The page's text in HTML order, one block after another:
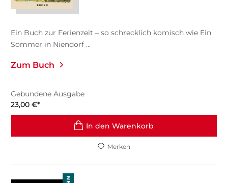
Ein Buch zur Ferienzeit – so schrecklich komisch wie Ein
Sommer in Niendorf ...
Zum Buch
Gebundene Ausgabe
23,00 €*
In den Warenkorb
Merken